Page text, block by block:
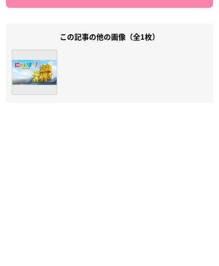
この記事の他の画像（全1枚）